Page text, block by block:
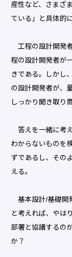
産性など、さまざ
ている」と具体的
工程の設計開発
程の設計開発者が
きである。しかし
の設計開発者が、
しっかり聞き取り
答えを一緒に考
わからないものを
ずであるし、その
える。
基本設計/基礎開
と考えれば、やは
部署と協議するの
か？